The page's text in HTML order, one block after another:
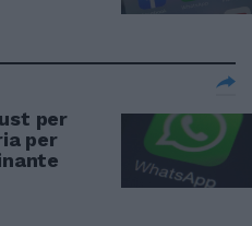
per
per